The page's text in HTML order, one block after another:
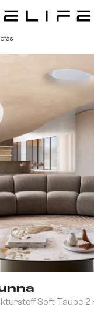
Soft Taupe 2